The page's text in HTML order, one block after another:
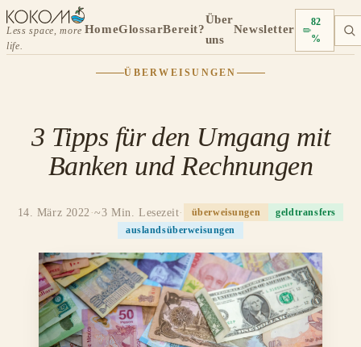
Less space, more
life.
HomeGlossarBereit?
Über
uns
Newsletter
82
%
ÜBERWEISUNGEN
3 Tipps für den Umgang mit
Banken und Rechnungen
14. März 2022 ·~3 Min. Lesezeit· überweisungen
geldtransfers
auslandsüberweisungen